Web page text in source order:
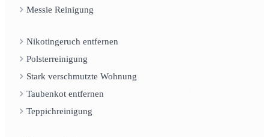
Messie Reinigung
Nikotingeruch entfernen
Polsterreinigung
Stark verschmutzte Wohnung
Taubenkot entfernen
Teppichreinigung